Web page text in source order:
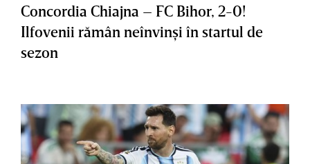
Concordia Chiajna – FC Bihor, 2-0!
Ilfovenii rămân neînvinşi în startul de
sezon